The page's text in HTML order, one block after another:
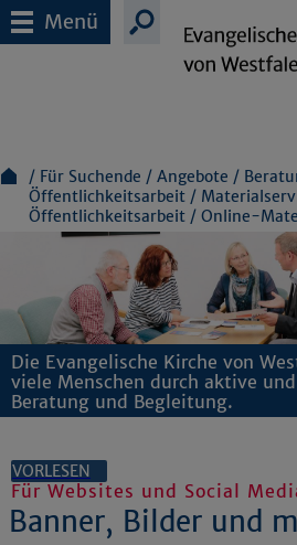
Menü
Für Suchende Angebote
Öffentlichkeitsarbeit
Öffentlichkeitsarbeit
Online-
Die Evangelische Kirche von
viele Menschen durch aktive
Beratung und Begleitung.
VORLESEN
Für Websites und Social
Banner, Bilder und